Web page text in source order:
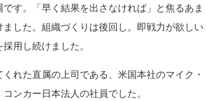
す。「早く結果を出さなければ」と焦るあま
した。組織づくりは後回し。即戦力が欲しい
用し続けました。
れた直属の上司である、米国本社のマイク・
ンカー日本法人の社員でした。